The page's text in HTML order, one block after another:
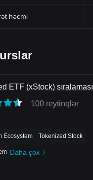
həcmi
ETF (xStock) sıralaması
100 reytinqlər
Ecosystem Tokenized Stock
Daha çox